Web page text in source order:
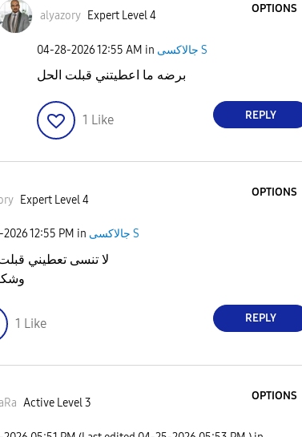
alyazory Expert Level 4
OPTIONS
‎04-28-202612:55 AM in جالاكسى S
برضه ما اعطيتني قبلت الحل
1 Like REPLY
Expert Level 4
OPTIONS
12:55 PM in جالاكسى S
لا تنسى تعطيني
1 Like REPLY
Active Level 3
OPTIONS